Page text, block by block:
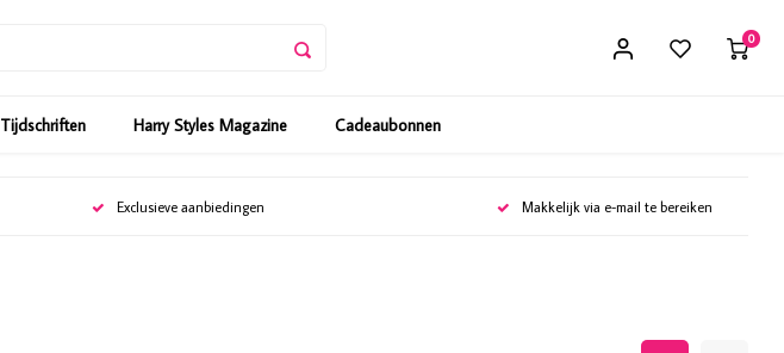
0
Tijdschriften Harry Styles Magazine Cadeaubonnen
Exclusieve aanbiedingen Makkelijk via e-mail te bereiken